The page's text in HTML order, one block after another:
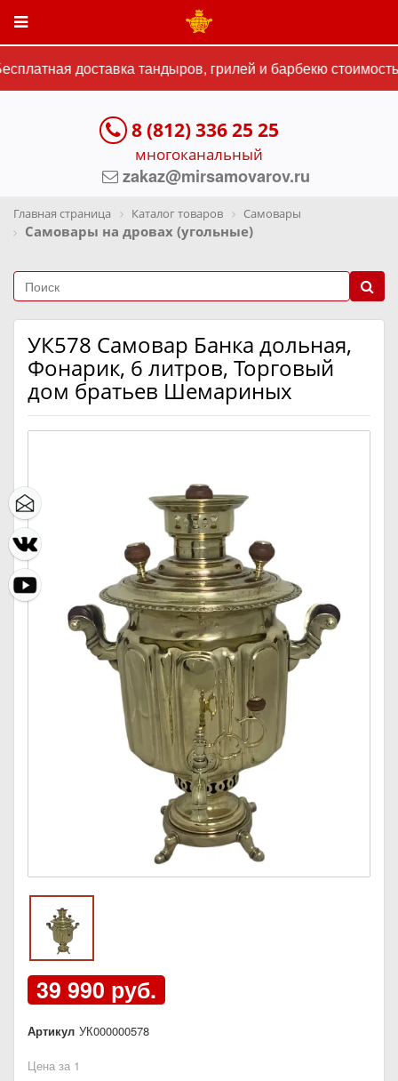
доставка тандыров, грилей и барбекю
8 (812) 336 25 25
многоканальный
zakaz@mirsamovarov.ru
Главная страница Каталог товаров Самовары
Самовары на дровах (угольные)
УК578 Самовар Банка дольная,
Фонарик, 6 литров, Торговый
дом братьев Шемариных
39 990 руб.
Артикул УК000000578
Цена за 1